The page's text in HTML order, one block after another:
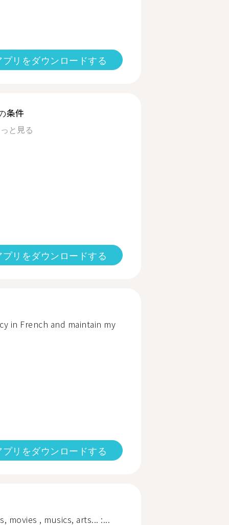
プリをダウンロードする
条件
と見る
プリをダウンロードする
in French and maintain my
プリをダウンロードする
movies , musics, arts... :...